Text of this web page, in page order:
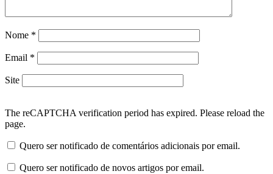
Nome *
Email *
Site
The reCAPTCHA verification period has expired. Please reload the
page.
Quero ser notificado de comentários adicionais por email.
Quero ser notificado de novos artigos por email.